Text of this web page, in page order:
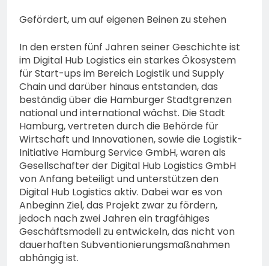
Gefördert, um auf eigenen Beinen zu stehen
In den ersten fünf Jahren seiner Geschichte ist
im Digital Hub Logistics ein starkes Ökosystem
für Start-ups im Bereich Logistik und Supply
Chain und darüber hinaus entstanden, das
beständig über die Hamburger Stadtgrenzen
national und international wächst. Die Stadt
Hamburg, vertreten durch die Behörde für
Wirtschaft und Innovationen, sowie die Logistik-
Initiative Hamburg Service GmbH, waren als
Gesellschafter der Digital Hub Logistics GmbH
von Anfang beteiligt und unterstützen den
Digital Hub Logistics aktiv. Dabei war es von
Anbeginn Ziel, das Projekt zwar zu fördern,
jedoch nach zwei Jahren ein tragfähiges
Geschäftsmodell zu entwickeln, das nicht von
dauerhaften Subventionierungsmaßnahmen
abhängig ist.